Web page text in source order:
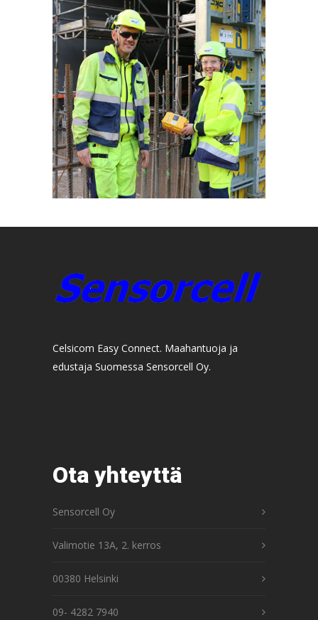
Celsicom Easy Connect. Maahantuoja ja
edustaja Suomessa Sensorcell Oy.
Ota yhteyttä
Sensorcell Oy
Valimotie 13A, 2. kerros
00380 Helsinki
09- 4282 7940